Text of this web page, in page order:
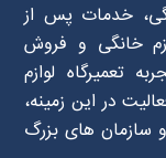
خدمات پس از
خانگی و فروش
تعمیرگاه لوازم
سال سابقه فعالیت در این زمینه،
سازمان های بزرگ